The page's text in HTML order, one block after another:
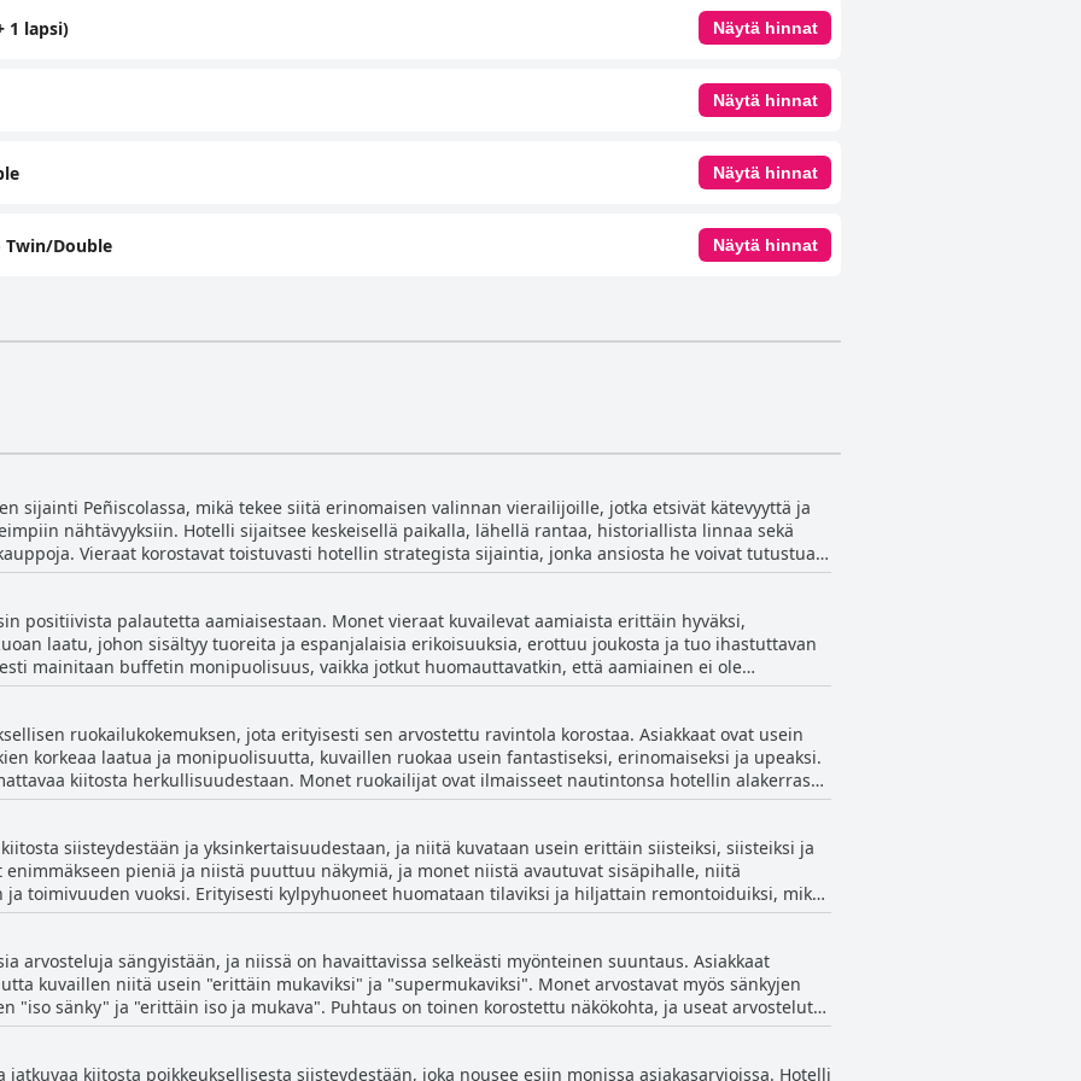
1 lapsi) Näytä hinnat
Näytä hinnat
Näytä hinnat
Twin/Double Näytä hinnat
sijainti Peñiscolassa, mikä tekee siitä erinomaisen valinnan vierailijoille, jotka etsivät kätevyyttä ja
nähtävyyksiin. Hotelli sijaitsee keskeisellä paikalla, lähellä rantaa, historiallista linnaa sekä
Vieraat korostavat toistuvasti hotellin strategista sijaintia, jonka ansiosta he voivat tutustua
muutamassa minuutissa. Pysäköintimahdollisuudet ovat myös helposti saatavilla, mikä lisää
Vieraat arvostavat hotellin tarjoamaa hyvää vastinetta rahalle, mainiten hyvin hoidetut tilat ja
haluavat nauttia kulttuurimatkailusta, rantaelämästä ja kätevästä pääsystä paikallisiin palveluihin,
Olipa kyseessä lyhyt pysähdys tai pidempi oleskelu, tämä hotelli vastaa matkailijoiden
ja helppoa saavutettavuutta.
positiivista palautetta aamiaisestaan. Monet vieraat kuvailevat aamiaista erittäin hyväksi,
laatu, johon sisältyy tuoreita ja espanjalaisia erikoisuuksia, erottuu joukosta ja tuo ihastuttavan
mainitaan buffetin monipuolisuus, vaikka jotkut huomauttavatkin, että aamiainen ei ole
arvostavat runsaita ja reiluja annoksia sekä ystävällisen
Vanessan, tarjoamaa miellyttävää kokemusta. Useat arvostelut mainitsevat, että aamiainen,
vailla vaihtelua, on riittävä, herkullinen ja sisältää esimerkiksi mehua, kahvia, leivonnaisia,
parannetusta tarjonnasta. Yleinen mielipide on kuitenkin edelleen positiivinen, ja monet pitävät
aloituksena päivälle, jota täydentää hotellin erinomainen sijainti ja ystävällinen palvelu.
ruokailukokemuksen, jota erityisesti sen arvostettu ravintola korostaa. Asiakkaat ovat usein
korkeaa laatua ja monipuolisuutta, kuvaillen ruokaa usein fantastiseksi, erinomaiseksi ja upeaksi.
Monet ruokailijat ovat ilmaisseet nautintonsa hotellin alakerrassa
jopa suosittelevat sitä ensisijaiseksi ruokailuvaihtoehdoksi. Positiivinen palaute koskee sekä
jossa on loistava valikoima sekä pääruokia että jälkiruokia, mukaan lukien erilaisia leipiä,
monet asiakkaat ovat
riittävinä täyttämään kulinaariset odotuksensa, viitaten korkealaatuisiin, hyvin
Vaikka muutamat mainitsevat ravintolan olevan toisinaan suljettu ja illalliskokemuksissa on
yksimielisyys pysyy vahvana Hotel Tio Pepen ruokatarjonnan puolesta, mikä tekee siitä
etsivät herkullisia aterioita oleskelunsa aikana.
siisteydestään ja yksinkertaisuudestaan, ja niitä kuvataan usein erittäin siisteiksi, siisteiksi ja
enimmäkseen pieniä ja niistä puuttuu näkymiä, ja monet niistä avautuvat sisäpihalle, niitä
toimivuuden vuoksi. Erityisesti kylpyhuoneet huomataan tilaviksi ja hiljattain remontoiduiksi, mikä
koristeet ja hyvin
kokevat riittäviksi miellyttävään oleskeluun. Rajoitetusta tilasta huolimatta huoneet ovat
ympäristön, joka edistää lepoa. Huoneiden viihtyisyys ja hyvin organisoitu luonne saavat
oleskeluaan. Kaiken kaikkiaan Hotel Tio Pepe tarjoaa hyvää vastinetta
ja välttämättömät tilat vastaavat budjettitietoisten matkailijoiden odotuksia, jotka etsivät
majoituskokemusta.
arvosteluja sängyistään, ja niissä on havaittavissa selkeästi myönteinen suuntaus. Asiakkaat
kuvaillen niitä usein "erittäin mukaviksi" ja "supermukaviksi". Monet arvostavat myös sänkyjen
"iso sänky" ja "erittäin iso ja mukava". Puhtaus on toinen korostettu näkökohta, ja useat arvostelut
asiakkaat mainitsivat
patjoista tai päinvastoin sänkyjen olevan "kovia ja epämukavia". Satunnaisesti oli myös
liian pieniä kahdelle hengelle. Näistä pienistä ongelmista huolimatta yleinen mielipide viittaa
jatkuvaa kiitosta poikkeuksellisesta siisteydestään, joka nousee esiin monissa asiakasarvioissa. Hotelli